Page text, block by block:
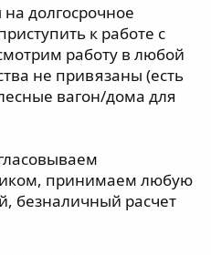
долгосрочное
к работе с
работу в любой
не привязаны (есть
вагон/дома для
принимаем любую
безналичный расчет